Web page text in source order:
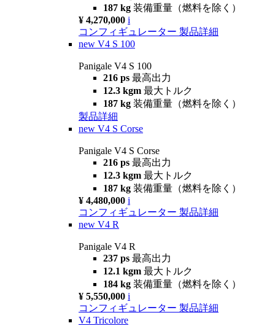
187 kg 装備重量（燃料を除く）
¥ 4,270,000 i
コンフィギュレーター 製品詳細
new V4 S 100
Panigale V4 S 100
216 ps 最高出力
12.3 kgm 最大トルク
187 kg 装備重量（燃料を除く）
製品詳細
new V4 S Corse
Panigale V4 S Corse
216 ps 最高出力
12.3 kgm 最大トルク
187 kg 装備重量（燃料を除く）
¥ 4,480,000 i
コンフィギュレーター 製品詳細
new V4 R
Panigale V4 R
237 ps 最高出力
12.1 kgm 最大トルク
184 kg 装備重量（燃料を除く）
¥ 5,550,000 i
コンフィギュレーター 製品詳細
V4 Tricolore